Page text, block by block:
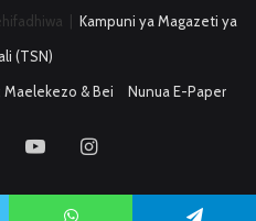
| Kampuni ya Magazeti ya
(TSN)
& Bei Nunua E-Paper
Twitter YouTubeInstagram